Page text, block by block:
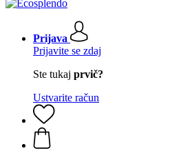
Prijava
Prijavite se zdaj
Ste tukaj prvič?
Ustvarite račun